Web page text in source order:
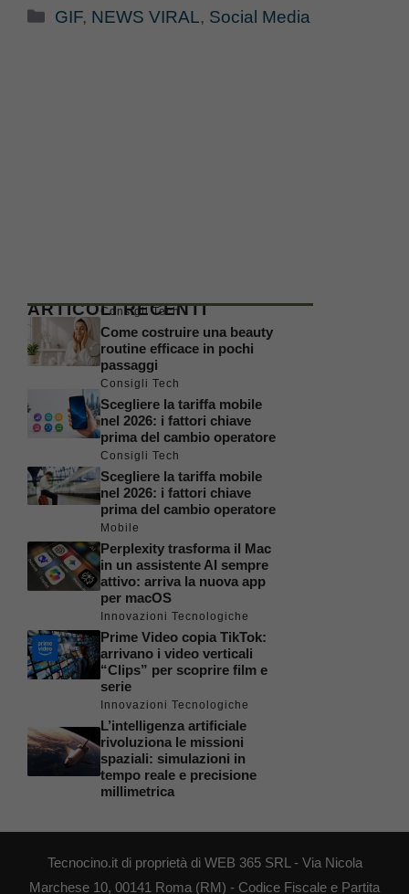
Categorie
GIF, NEWS VIRAL, Social Media
ARTICOLI RECENTI
Consigli Tech
Come costruire una beauty
routine efficace in pochi
passaggi
Consigli Tech
Scegliere la tariffa mobile
nel 2026: i fattori chiave
prima del cambio operatore
Consigli Tech
Scegliere la tariffa mobile
nel 2026: i fattori chiave
prima del cambio operatore
Mobile
Perplexity trasforma il Mac
in un assistente AI sempre
attivo: arriva la nuova app
per macOS
Innovazioni Tecnologiche
Prime Video copia TikTok:
arrivano i video verticali
“Clips” per scoprire film e
serie
Innovazioni Tecnologiche
L’intelligenza artificiale
rivoluziona le missioni
spaziali: simulazioni in
tempo reale e precisione
millimetrica
Tecnocino.it di proprietà di WEB 365 SRL - Via Nicola
Marchese 10, 00141 Roma (RM) - Codice Fiscale e Partita